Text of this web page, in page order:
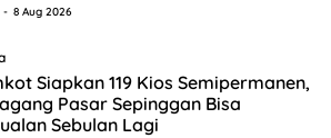
8 Aug 2026
Siapkan 119 Kios Semipermanen,
Pasar Sepinggan Bisa
Sebulan Lagi